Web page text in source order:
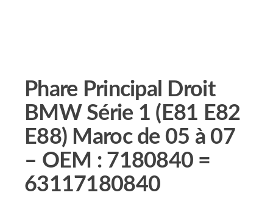
Phare Principal Droit
BMW Série 1 (E81 E82
E88) Maroc de 05 à 07
– OEM : 7180840 =
63117180840